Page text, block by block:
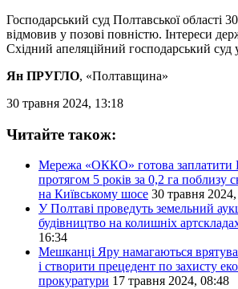
Господарський суд Полтавської області
відмовив у позові повністю. Інтереси
Східний апеляційний господарський суд
Ян ПРУГЛО, «Полтавщина»
30 травня 2024, 13:18
Читайте також:
Мережа «ОККО» готова заплатити
протягом 5 років за 0,2 га поблизу
на Київському шосе 30 травня
У Полтаві проведуть земельний
будівництво на колишніх
16:34
Мешканці Яру намагаються
і створити прецедент по захисту
прокуратури 17 травня 2024, 08:48